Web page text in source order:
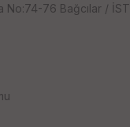
No:74-76 Bağcılar / İST